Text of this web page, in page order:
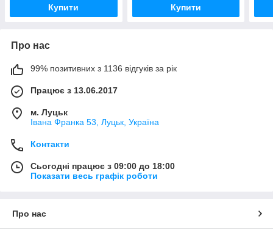
Купити Купити
Про нас
99% позитивних з 1136 відгуків за рік
Працює з 13.06.2017
м. Луцьк
Івана Франка 53, Луцьк, Україна
Контакти
Сьогодні працює з 09:00 до 18:00
Показати весь графік роботи
Про нас